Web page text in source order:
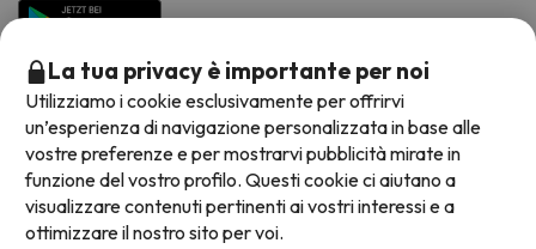
Metodi di pagamento disponibili
La tua privacy è importante per noi
Utilizziamo i cookie esclusivamente per offrirvi
un’esperienza di navigazione personalizzata in base alle
vostre preferenze e per mostrarvi pubblicità mirate in
funzione del vostro profilo. Questi cookie ci aiutano a
visualizzare contenuti pertinenti ai vostri interessi e a
ottimizzare il nostro sito per voi.